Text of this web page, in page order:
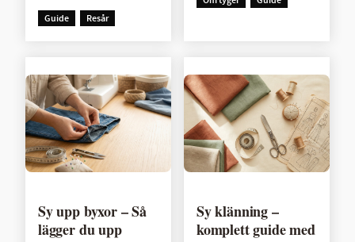
metoder för att sy fast...
Guide Resår
Sy upp byxor – Så
lägger du upp
Sy klänning –
komplett guide med